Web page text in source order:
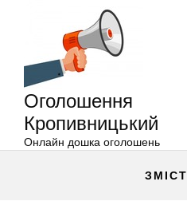
Оголошення
Кропивницький
Онлайн дошка оголошень
ЗМІСТ